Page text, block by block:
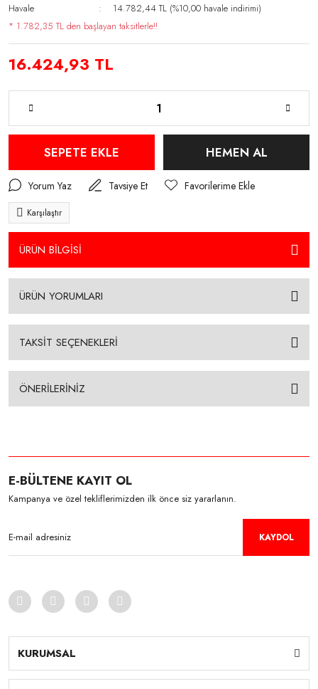
Havale
14.782,44 TL (%10,00 havale indirimi)
* 1.782,35 TL den başlayan taksitlerle!!
16.424,93 TL
SEPETE EKLE HEMEN AL
Yorum Yaz Tavsiye Et
Karşılaştır
ÜRÜN BİLGİSİ
ÜRÜN YORUMLARI
TAKSİT SEÇENEKLERİ
ÖNERİLERİNİZ
E-BÜLTENE KAYIT OL
Kampanya ve özel tekliflerimizden ilk önce siz yararlanın.
KAYDOL
KURUMSAL